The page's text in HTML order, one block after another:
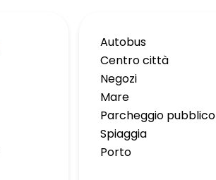
Autobus
Centro città
Negozi
Mare
Parcheggio pubblico
Spiaggia
Porto